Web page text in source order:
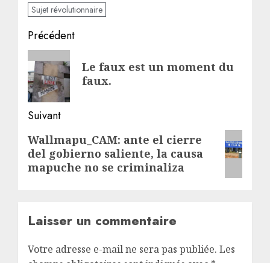
Sujet révolutionnaire
Navigation
d’article
Précédent
Article
précédent:Le faux est un moment du
faux.
Suivant
Article
suivant:
Wallmapu_CAM: ante el cierre
del gobierno saliente, la causa
mapuche no se criminaliza
Laisser un commentaire
Votre adresse e-mail ne sera pas publiée. Les